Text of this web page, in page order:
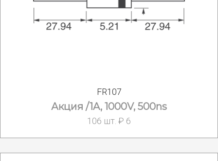
FR107
Акция /1A, 1000V, 500ns
106 шт. ₽ 6